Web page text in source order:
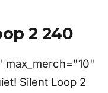
2 240
max_merch="10"
Silent Loop 2